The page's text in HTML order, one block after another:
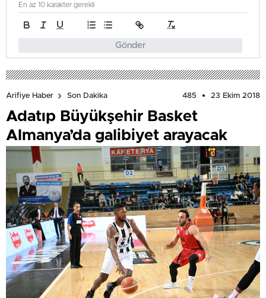
Gönder
En az 10 karakter gerekli
Arifiye Haber Son Dakika 485 23 Ekim 2018
Adatıp Büyükşehir Basket
Almanya’da galibiyet arayacak